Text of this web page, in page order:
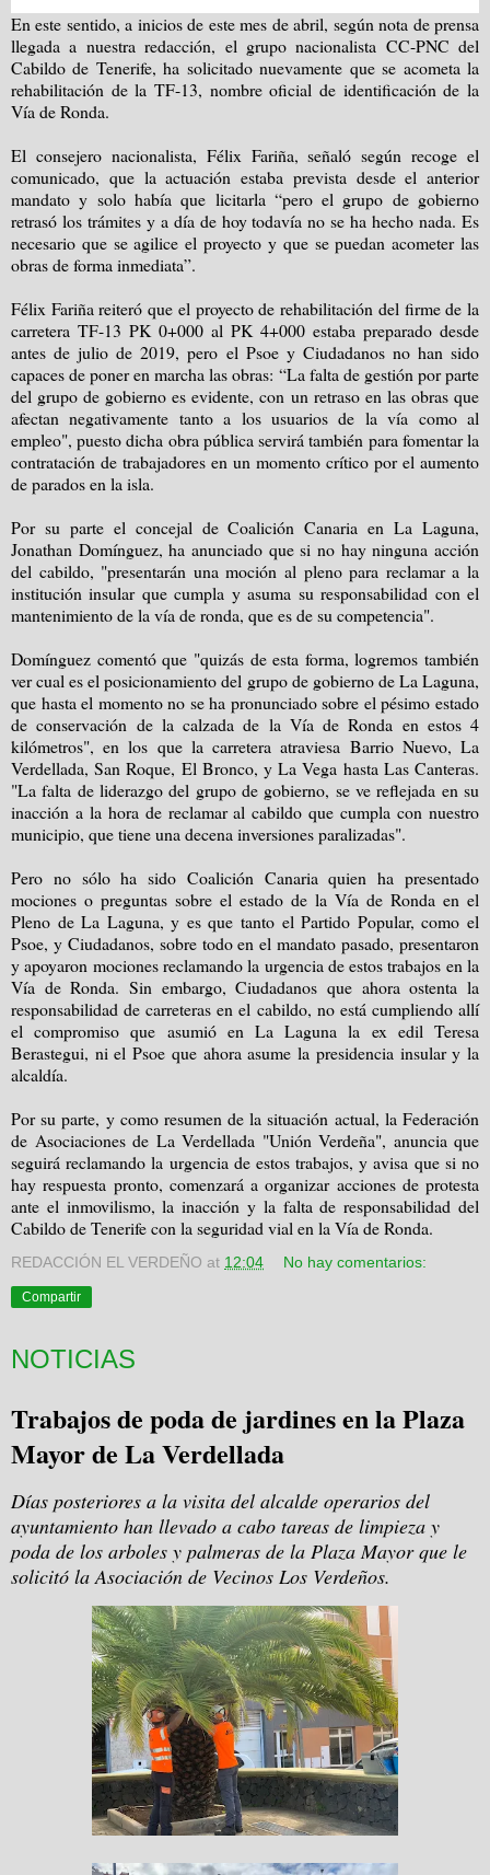
En este sentido, a inicios de este mes de abril, según nota de prensa
llegada a nuestra redacción, el grupo nacionalista CC-PNC del
Cabildo de Tenerife, ha solicitado nuevamente que se acometa la
rehabilitación de la TF-13, nombre oficial de identificación de la
Vía de Ronda.
El consejero nacionalista, Félix Fariña, señaló según recoge el
comunicado, que la actuación estaba prevista desde el anterior
mandato y solo había que licitarla “pero el grupo de gobierno
retrasó los trámites y a día de hoy todavía no se ha hecho nada. Es
necesario que se agilice el proyecto y que se puedan acometer las
obras de forma inmediata”.
Félix Fariña reiteró que el proyecto de rehabilitación del firme de la
carretera TF-13 PK 0+000 al PK 4+000 estaba preparado desde
antes de julio de 2019, pero el Psoe y Ciudadanos no han sido
capaces de poner en marcha las obras: “La falta de gestión por parte
del grupo de gobierno es evidente, con un retraso en las obras que
afectan negativamente tanto a los usuarios de la vía como al
empleo", puesto dicha obra pública servirá también para fomentar la
contratación de trabajadores en un momento crítico por el aumento
de parados en la isla.
Por su parte el concejal de Coalición Canaria en La Laguna,
Jonathan Domínguez, ha anunciado que si no hay ninguna acción
del cabildo, "presentarán una moción al pleno para reclamar a la
institución insular que cumpla y asuma su responsabilidad con el
mantenimiento de la vía de ronda, que es de su competencia".
Domínguez comentó que "quizás de esta forma, logremos también
ver cual es el posicionamiento del grupo de gobierno de La Laguna,
que hasta el momento no se ha pronunciado sobre el pésimo estado
de conservación de la calzada de la Vía de Ronda en estos 4
kilómetros", en los que la carretera atraviesa Barrio Nuevo, La
Verdellada, San Roque, El Bronco, y La Vega hasta Las Canteras.
"La falta de liderazgo del grupo de gobierno, se ve reflejada en su
inacción a la hora de reclamar al cabildo que cumpla con nuestro
municipio, que tiene una decena inversiones paralizadas".
Pero no sólo ha sido Coalición Canaria quien ha presentado
mociones o preguntas sobre el estado de la Vía de Ronda en el
Pleno de La Laguna, y es que tanto el Partido Popular, como el
Psoe, y Ciudadanos, sobre todo en el mandato pasado, presentaron
y apoyaron mociones reclamando la urgencia de estos trabajos en la
Vía de Ronda. Sin embargo, Ciudadanos que ahora ostenta la
responsabilidad de carreteras en el cabildo, no está cumpliendo allí
el compromiso que asumió en La Laguna la ex edil Teresa
Berastegui, ni el Psoe que ahora asume la presidencia insular y la
alcaldía.
Por su parte, y como resumen de la situación actual, la Federación
de Asociaciones de La Verdellada "Unión Verdeña", anuncia que
seguirá reclamando la urgencia de estos trabajos, y avisa que si no
hay respuesta pronto, comenzará a organizar acciones de protesta
ante el inmovilismo, la inacción y la falta de responsabilidad del
Cabildo de Tenerife con la seguridad vial en la Vía de Ronda.
REDACCIÓN EL VERDEÑO at 12:04 No hay comentarios:
Compartir
NOTICIAS
Trabajos de poda de jardines en la Plaza
Mayor de La Verdellada
Días posteriores a la visita del alcalde operarios del
ayuntamiento han llevado a cabo tareas de limpieza y
poda de los arboles y palmeras de la Plaza Mayor que le
solicitó la Asociación de Vecinos Los Verdeños.